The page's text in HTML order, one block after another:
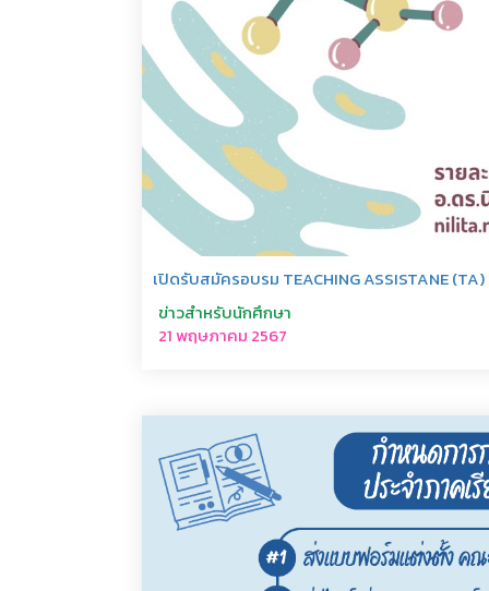
เปิดรับสมัครอบรม TEACHING ASSISTANE
ข่าวสำหรับนักศึกษา
21 พฤษภาคม 2567